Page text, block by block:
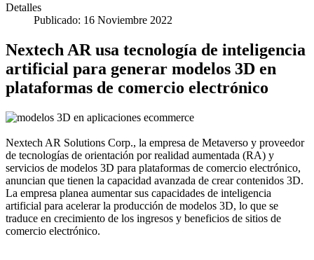
Detalles
Publicado: 16 Noviembre 2022
Nextech AR usa tecnología de inteligencia
artificial para generar modelos 3D en
plataformas de comercio electrónico
Nextech AR Solutions Corp., la empresa de Metaverso y proveedor
de tecnologías de orientación por realidad aumentada (RA) y
servicios de modelos 3D para plataformas de comercio electrónico,
anuncian que tienen la capacidad avanzada de crear contenidos 3D.
La empresa planea aumentar sus capacidades de inteligencia
artificial para acelerar la producción de modelos 3D, lo que se
traduce en crecimiento de los ingresos y beneficios de sitios de
comercio electrónico.